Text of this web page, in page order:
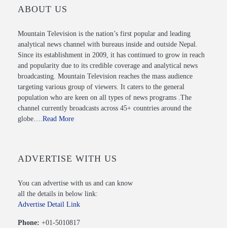
ABOUT US
Mountain Television is the nation’s first popular and leading
analytical news channel with bureaus inside and outside Nepal.
Since its establishment in 2009, it has continued to grow in reach
and popularity due to its credible coverage and analytical news
broadcasting. Mountain Television reaches the mass audience
targeting various group of viewers. It caters to the general
population who are keen on all types of news programs .The
channel currently broadcasts across 45+ countries around the
globe…. Read More
ADVERTISE WITH US
You can advertise with us and can know
all the details in below link:
Advertise Detail Link
Phone: +01-5010817